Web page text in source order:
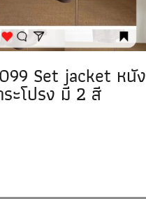
Set jacket หนัง
ะโปรง มี 2 สี